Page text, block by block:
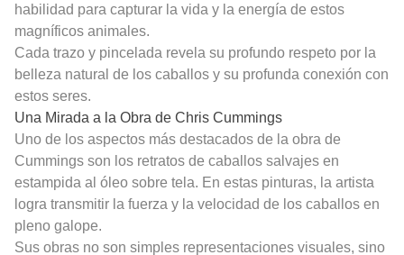
habilidad para capturar la vida y la energía de estos
magníficos animales.
Cada trazo y pincelada revela su profundo respeto por la
belleza natural de los caballos y su profunda conexión con
estos seres.
Una Mirada a la Obra de Chris Cummings
Uno de los aspectos más destacados de la obra de
Cummings son los retratos de caballos salvajes en
estampida al óleo sobre tela. En estas pinturas, la artista
logra transmitir la fuerza y la velocidad de los caballos en
pleno galope.
Sus obras no son simples representaciones visuales, sino